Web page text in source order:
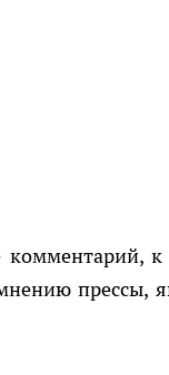
комментарий,
прессы,